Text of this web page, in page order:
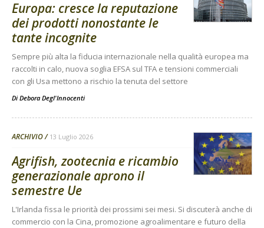
Europa: cresce la reputazione
dei prodotti nonostante le
tante incognite
Sempre più alta la fiducia internazionale nella qualità europea ma
raccolti in calo, nuova soglia EFSA sul TFA e tensioni commerciali
con gli Usa mettono a rischio la tenuta del settore
Di Debora Degl'Innocenti
ARCHIVIO 13 Luglio 2026
Agrifish, zootecnia e ricambio
generazionale aprono il
semestre Ue
L'Irlanda fissa le priorità dei prossimi sei mesi. Si discuterà anche di
commercio con la Cina, promozione agroalimentare e futuro della